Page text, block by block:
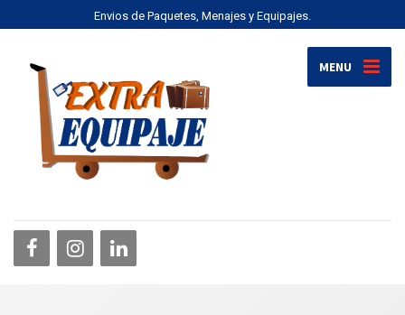
Envios de Paquetes, Menajes y Equipajes.
MENU